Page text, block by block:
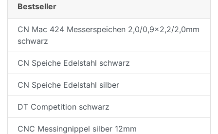
Bestseller
CN Mac 424 Messerspeichen 2,0/0,9x2,2/2,0mm
schwarz
CN Speiche Edelstahl schwarz
CN Speiche Edelstahl silber
DT Competition schwarz
CNC Messingnippel silber 12mm